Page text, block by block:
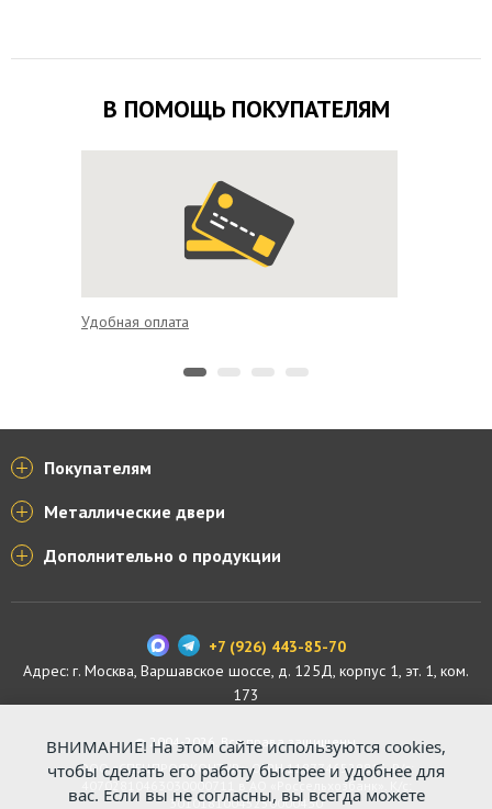
В ПОМОЩЬ ПОКУПАТЕЛЯМ
Удобная оплата
Покупателям
Металлические двери
Дополнительно о продукции
+7 (926) 443-85-70
Адрес: г. Москва, Варшавское шоссе, д. 125Д, корпус 1, эт. 1, ком.
173
© 2004-2026. Все права защищены.
ООО «СПЕЦПРОФКОНТУР», ОГРН 1187746529816. Р/с:
40702810463030000711 в АО «Россельхозбанк». К/с:
30101810045250000430
ВНИМАНИЕ! На этом сайте используются cookies,
чтобы сделать его работу быстрее и удобнее для
вас. Если вы не согласны, вы всегда можете